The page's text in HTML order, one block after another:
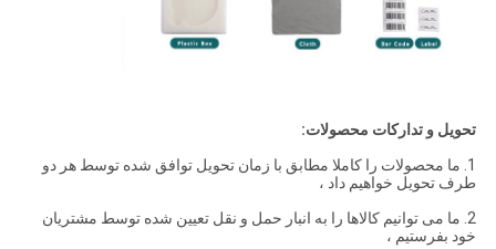
تحویل و تدارکات محصولات:
1. ما محصولات را کاملا مطابق با زمان تحویل توافق شده توسط هر دو
طرف تحویل خواهیم داد ،
2. ما می توانیم کالاها را به انبار حمل و نقل تعیین شده توسط مشتریان
خود بفرستیم ،